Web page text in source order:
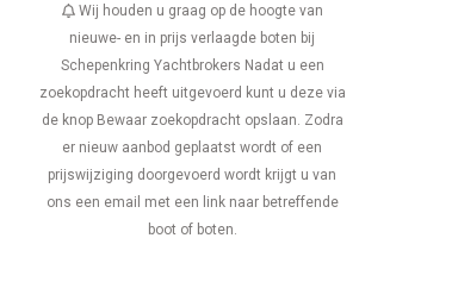
Wij houden u graag op de hoogte van
nieuwe- en in prijs verlaagde boten bij
Schepenkring Yachtbrokers Nadat u een
zoekopdracht heeft uitgevoerd kunt u deze via
de knop Bewaar zoekopdracht opslaan. Zodra
er nieuw aanbod geplaatst wordt of een
prijswijziging doorgevoerd wordt krijgt u van
ons een email met een link naar betreffende
boot of boten.